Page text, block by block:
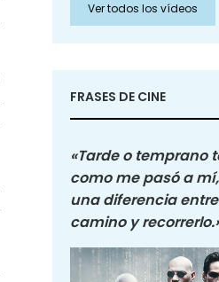
Aceptar
Ver todos los vídeos
FRASES DE CINE
«Tarde o temprano
como me pasó a
una diferencia
camino y